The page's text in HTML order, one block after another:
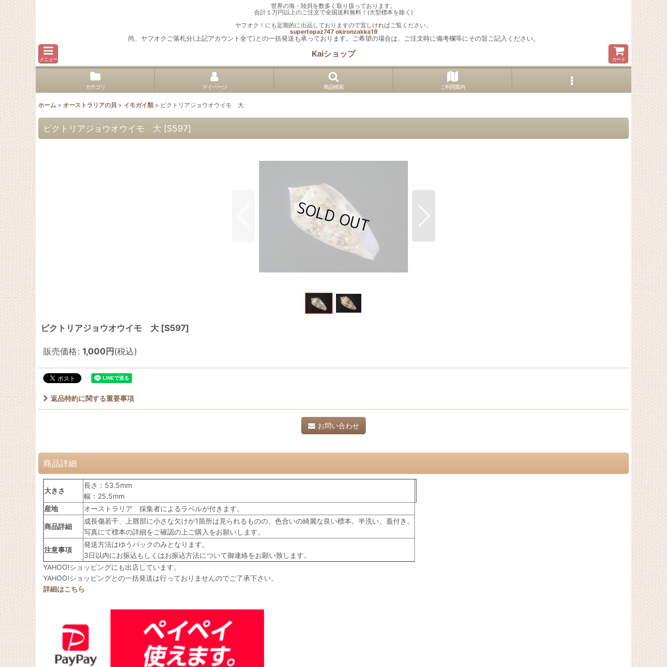
世界の海・陸貝を数多く取り扱っております。
合計１万円以上のご注文で全国送料無料！(大型標本を除く)
ヤフオク！にも定期的に出品しておりますので宜しければご覧ください。
supertopaz747 okironzakka19
尚、ヤフオクご落札分(上記アカウント全て)との一括発送も承っております。ご希望の場合は、ご注文時に備考欄等にその旨ご記入ください。
メニュー
Kaiショップ
カート
カテゴリ マイページ 商品検索 ご利用案内
ホーム > オーストラリアの貝 > イモガイ類 > ビクトリアジョウオウイモ 大
ビクトリアジョウオウイモ 大 [S597]
ビクトリアジョウオウイモ 大 [S597]
販売価格: 1,000円(税込)
返品特約に関する重要事項
お問い合わせ
商品詳細
大きさ
長さ：53.5mm
幅：25.5mm
産地
オーストラリア 採集者によるラベルが付きます。
商品詳細
成長傷若干、上唇部に小さな欠けが1箇所は見られるものの、色合いの綺麗な良い標本。半洗い、蓋付き。
写真にて標本の詳細をご確認の上ご購入をお願いします。
注意事項
発送方法はゆうパックのみとなります。
3日以内にお振込もしくはお振込方法について御連絡をお願い致します。
YAHOO!ショッピングにも出店しています。
YAHOO!ショッピングとの一括発送は行っておりませんのでご了承下さい。
詳細はこちら